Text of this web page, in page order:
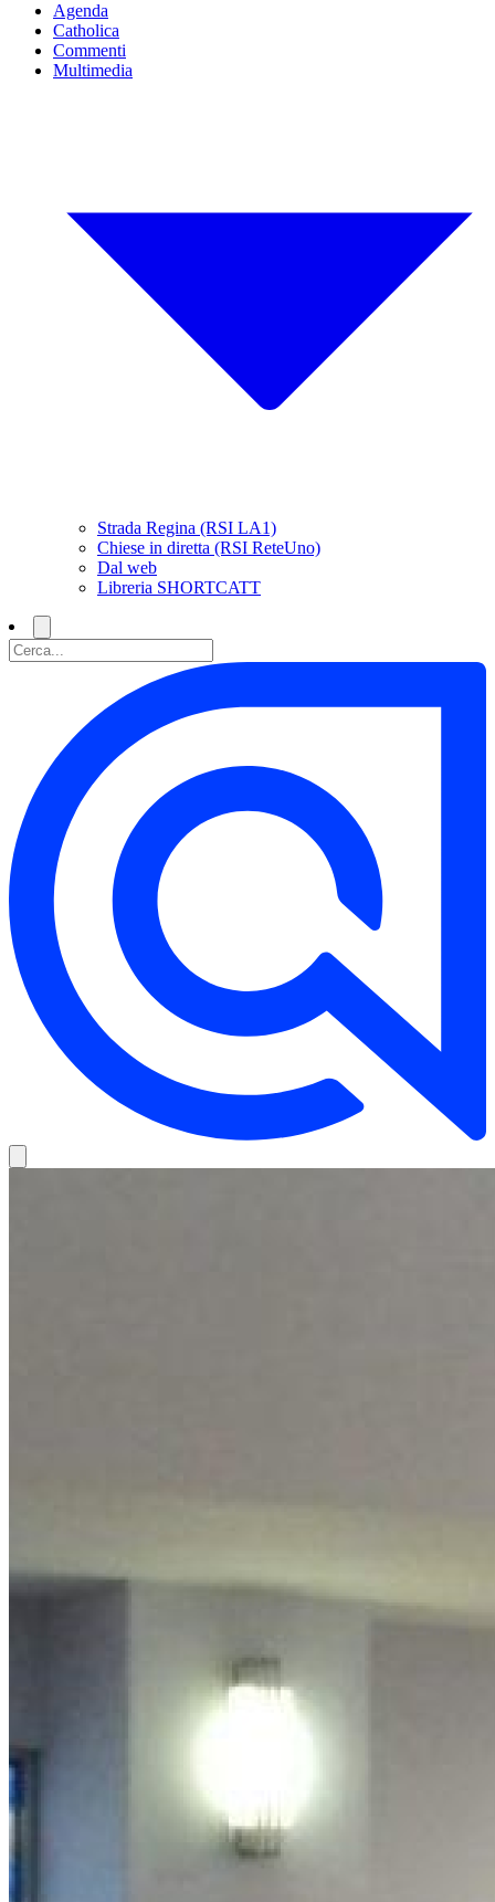
Agenda
Catholica
Commenti
Multimedia
Strada Regina (RSI LA1)
Chiese in diretta (RSI ReteUno)
Dal web
Libreria SHORTCATT